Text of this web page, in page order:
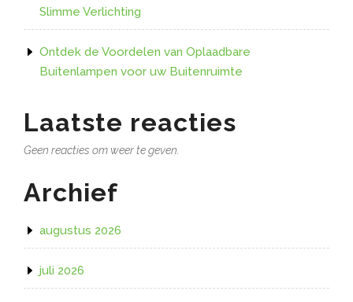
Slimme Verlichting
Ontdek de Voordelen van Oplaadbare
Buitenlampen voor uw Buitenruimte
Laatste reacties
Geen reacties om weer te geven.
Archief
augustus 2026
juli 2026